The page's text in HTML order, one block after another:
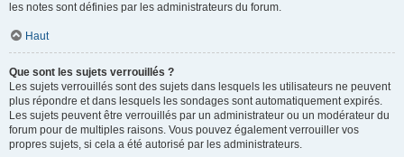
les notes sont définies par les administrateurs du forum.
Haut
Que sont les sujets verrouillés ?
Les sujets verrouillés sont des sujets dans lesquels les utilisateurs ne peuvent
plus répondre et dans lesquels les sondages sont automatiquement expirés.
Les sujets peuvent être verrouillés par un administrateur ou un modérateur du
forum pour de multiples raisons. Vous pouvez également verrouiller vos
propres sujets, si cela a été autorisé par les administrateurs.